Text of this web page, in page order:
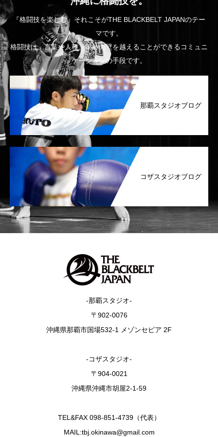
『格闘技を楽しむ』それこそがTHE BLACKBELT JAPANのテー
マです。
格闘技は、言葉や人種、年齢の壁を越えることができるコミュニ
ケーションの手段です。
那覇スタジオブログ
コザスタジオブログ
-那覇スタジオ-
〒902-0076
沖縄県那覇市国場532-1 メゾンセピア 2F
-コザスタジオ-
〒904-0021
沖縄県沖縄市胡屋2-1-59
TEL&FAX 098-851-4739（代表）
MAIL:tbj.okinawa@gmail.com